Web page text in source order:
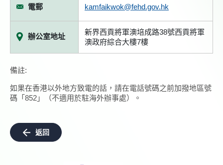
電郵 kamfaikwok@fehd.gov.hk
辦公室地址
新界西貢將軍澳培成路38號西貢將軍
澳政府綜合大樓7樓
備註:
如果在香港以外地方致電的話，請在電話號碼之前加撥地區號
碼「852」（不適用於駐海外辦事處）。
返回